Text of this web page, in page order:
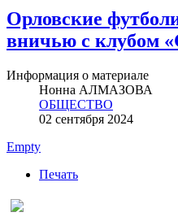
Орловские
вничью с клубом
Информация о материале
Нонна АЛМАЗОВА
ОБЩЕСТВО
02 сентября 2024
Empty
Печать